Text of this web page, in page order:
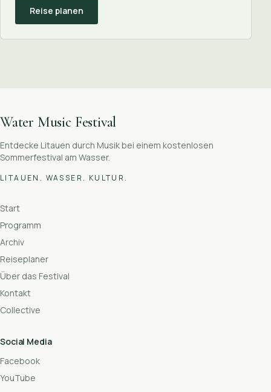
Reise planen
Water Music Festival
Entdecke Litauen durch Musik bei einem kostenlosen
Sommerfestival am Wasser.
LITAUEN. WASSER. KULTUR.
Start
Programm
Archiv
Reiseplaner
Über das Festival
Kontakt
Collective
Social Media
Facebook
YouTube